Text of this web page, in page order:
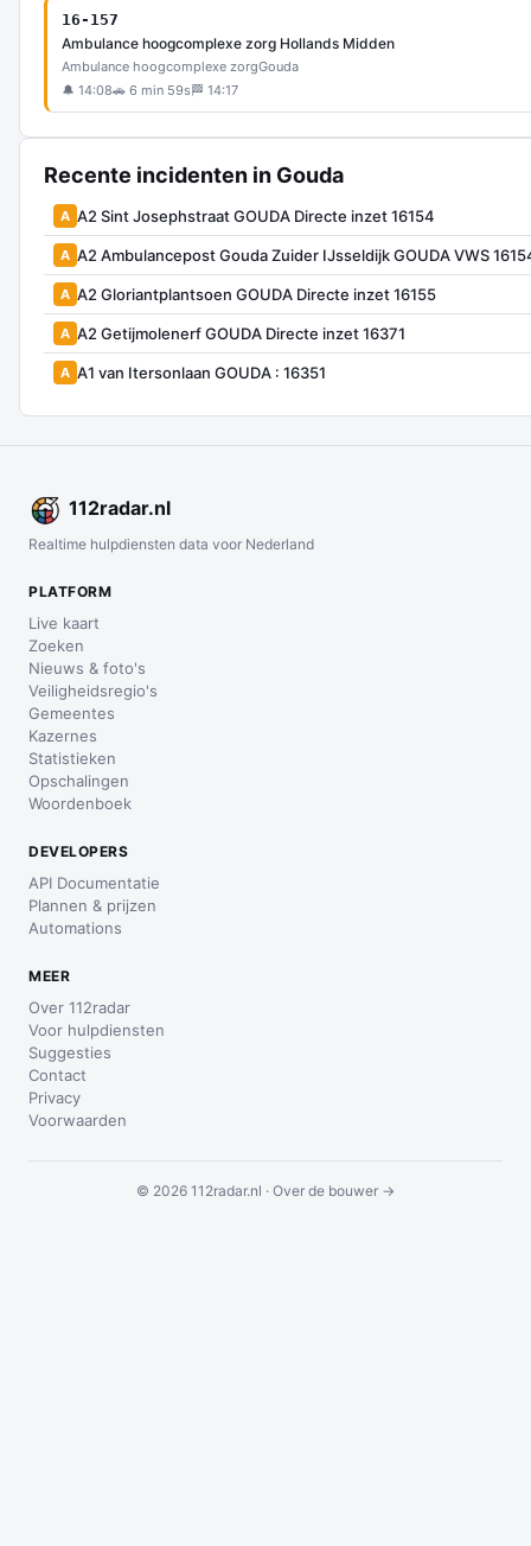
16-157
Ambulance hoogcomplexe zorg Hollands Midden
Ambulance hoogcomplexe zorgGouda
🔔 14:08🚗 6 min 59s 🏁 14:17
Recente incidenten in Gouda
A A2 Sint Josephstraat GOUDA Directe inzet 16154
A A2 Ambulancepost Gouda Zuider IJsseldijk GOUDA VWS
A A2 Gloriantplantsoen GOUDA Directe inzet 16155
A A2 Getijmolenerf GOUDA Directe inzet 16371
A A1 van Itersonlaan GOUDA : 16351
112radar.nl
Realtime hulpdiensten data voor Nederland
PLATFORM
Live kaart
Zoeken
Nieuws & foto's
Veiligheidsregio's
Gemeentes
Kazernes
Statistieken
Opschalingen
Woordenboek
DEVELOPERS
API Documentatie
Plannen & prijzen
Automations
MEER
Over 112radar
Voor hulpdiensten
Suggesties
Contact
Privacy
Voorwaarden
© 2026 112radar.nl · Over de bouwer →